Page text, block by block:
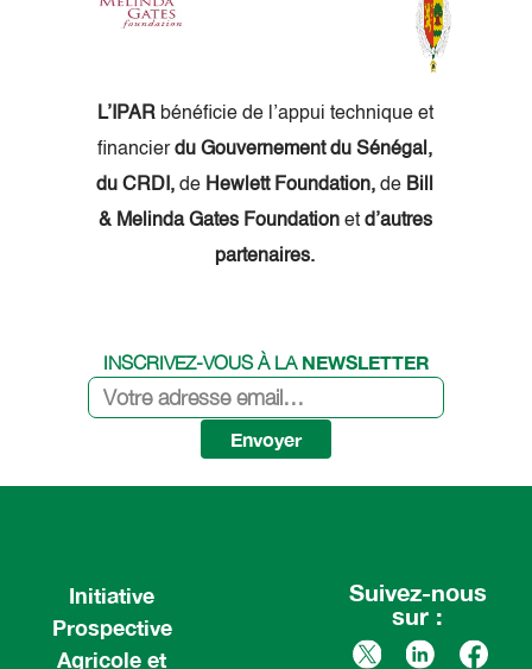
L’IPARbénéficie de l’appui technique et
financierdu Gouvernement du Sénégal,
du CRDI, de Hewlett Foundation, de Bill
& Melinda Gates Foundation et d’autres
partenaires.
INSCRIVEZ-VOUS À LA NEWSLETTER
Envoyer
Initiative
Prospective
Agricole et
Suivez-nous
sur :